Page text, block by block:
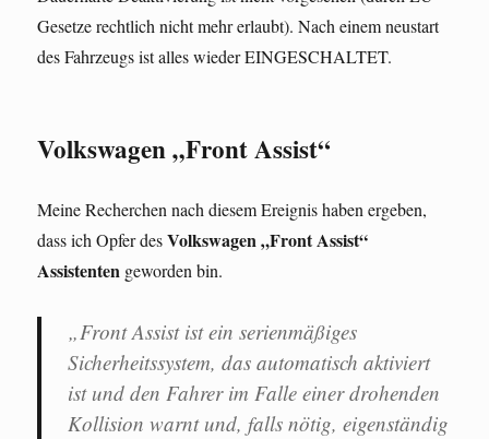
Gesetze rechtlich nicht mehr erlaubt). Nach einem neustart
des Fahrzeugs ist alles wieder EINGESCHALTET.
Volkswagen „Front Assist“
Meine Recherchen nach diesem Ereignis haben ergeben,
dass ich Opfer desVolkswagen „Front Assist“
Assistenten geworden bin.
„Front Assist ist ein serienmäßiges
Sicherheitssystem, das automatisch aktiviert
ist und den Fahrer im Falle einer drohenden
Kollision warnt und, falls nötig, eigenständig